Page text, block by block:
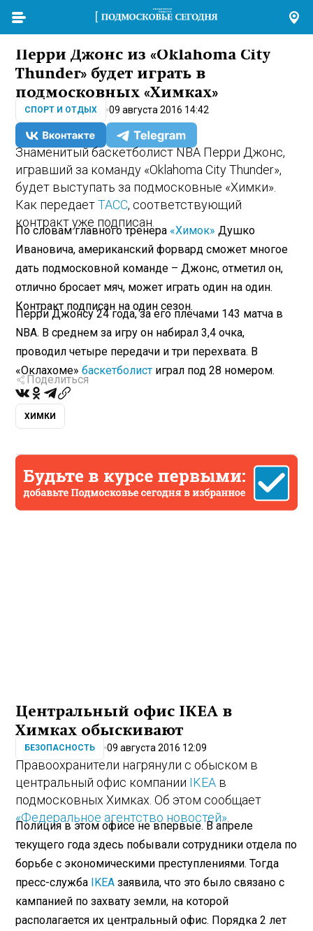
Перри Джонс из «Oklahoma City
Thunder» будет играть в
подмосковных «Химках»
СПОРТ И ОТДЫХ 09 августа 2016 14:42
Знаменитый баскетболист NBA Перри Джонс,
игравший за команду «Oklahoma City Thunder»,
будет выступать за подмосковные «Химки».
Как передаетТАСС, соответствующий
контракт уже подписан.
По словам главного тренера «Химок» Душко
Ивановича, американский форвард сможет многое
дать подмосковной команде – Джонс, отметил он,
отлично бросает мяч, может играть один на один.
Контракт подписан на один сезон.
Перри Джонсу 24 года, за его плечами 143 матча в
NBA. В среднем за игру он набирал 3,4 очка,
проводил четыре передачи и три перехвата. В
«Оклахоме»баскетболист играл под 28 номером.
Поделиться
ХИМКИ
Центральный офис IKEA в
Химках обыскивают
БЕЗОПАСНОСТЬ 09 августа 2016 12:09
Правоохранители нагрянули с обыском в
центральный офис компании IKEA в
подмосковных Химках. Об этом сообщает
«Федеральное агентство новостей»
Полиция в этом офисе не впервые. В апреле
текущего года здесь побывали сотрудники отдела по
борьбе с экономическими преступлениями. Тогда
пресс-служба IKEA заявила, что это было связано с
кампанией по захвату земли, на которой
располагается их центральный офис. Порядка 2 лет